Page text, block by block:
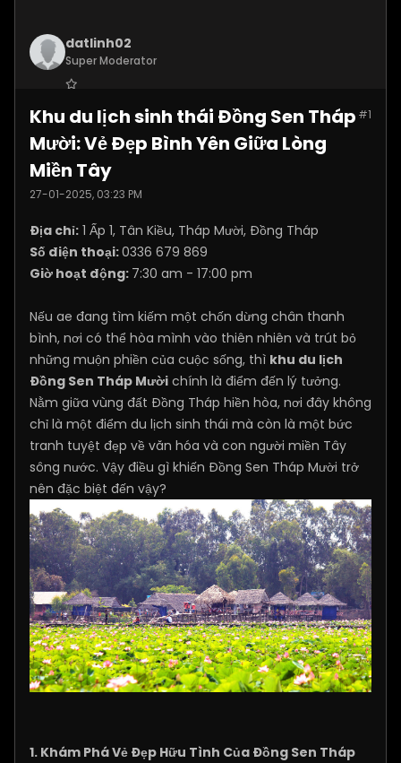
datlinh02
Super Moderator
Posts: 7876 #1
Khu du lịch sinh thái Đồng Sen Tháp
Mười: Vẻ Đẹp Bình Yên Giữa Lòng
Miền Tây
27-01-2025, 03:23 PM
Địa chỉ: 1 Ấp 1, Tân Kiều, Tháp Mười, Đồng Tháp
Số điện thoại:0336 679 869
Giờ hoạt động: 7:30 am - 17:00 pm
Nếu ae đang tìm kiếm một chốn dừng chân thanh
bình, nơi có thể hòa mình vào thiên nhiên và trút bỏ
những muộn phiền của cuộc sống, thì khu du lịch
Đồng Sen Tháp Mười chính là điểm đến lý tưởng.
Nằm giữa vùng đất Đồng Tháp hiền hòa, nơi đây không
chỉ là một điểm du lịch sinh thái mà còn là một bức
tranh tuyệt đẹp về văn hóa và con người miền Tây
sông nước. Vậy điều gì khiến Đồng Sen Tháp Mười trở
nên đặc biệt đến vậy?
1. Khám Phá Vẻ Đẹp Hữu Tình Của Đồng Sen Tháp